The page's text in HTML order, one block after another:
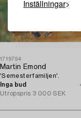
Inställningar
1719794
Martin Emond
'Semesterfamiljen'.
Inga bud
Utropspris 3 000 SEK